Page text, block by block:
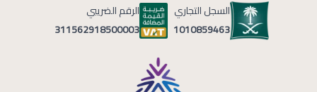
السجل التجاري
1010859463
الرقم الضريبي
311562918500003